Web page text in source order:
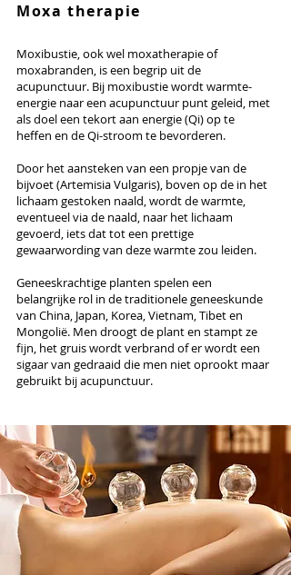
Moxa therapie
Moxibustie, ook wel moxatherapie of
moxabranden, is een begrip uit de
acupunctuur. Bij moxibustie wordt warmte-
energie naar een acupunctuur punt geleid, met
als doel een tekort aan energie (Qi) op te
heffen en de Qi-stroom te bevorderen.
Door het aansteken van een propje van de
bijvoet (Artemisia Vulgaris), boven op de in het
lichaam gestoken naald, wordt de warmte,
eventueel via de naald, naar het lichaam
gevoerd, iets dat tot een prettige
gewaarwording van deze warmte zou leiden.
Geneeskrachtige planten spelen een
belangrijke rol in de traditionele geneeskunde
van China, Japan, Korea, Vietnam, Tibet en
Mongolië. Men droogt de plant en stampt ze
fijn, het gruis wordt verbrand of er wordt een
sigaar van gedraaid die men niet oprookt maar
gebruikt bij acupunctuur.